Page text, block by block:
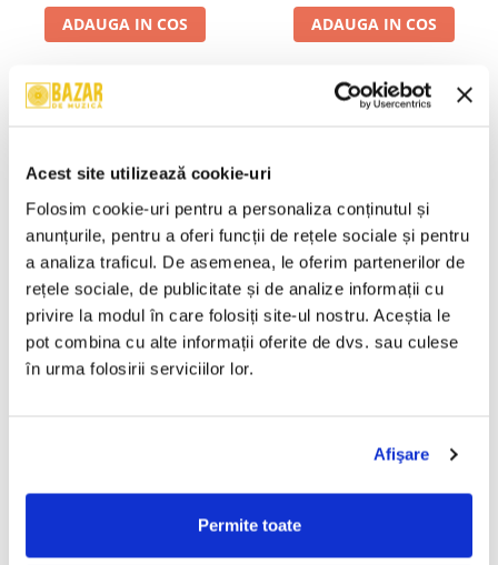
Acest site utilizează cookie-uri
Folosim cookie-uri pentru a personaliza conținutul și
anunțurile, pentru a oferi funcții de rețele sociale și pentru
a analiza traficul. De asemenea, le oferim partenerilor de
rețele sociale, de publicitate și de analize informații cu
privire la modul în care folosiți site-ul nostru. Aceștia le
pot combina cu alte informații oferite de dvs. sau culese
în urma folosirii serviciilor lor.
Afişare
Permite toate
ADAUGA IN COS ADAUGA IN COS
Alexandra Stan - Saxobeats
Unknown Artist - Povești ,
R.E.M. - Monster , (CD)
29,99 Lei
ADAUGA IN COS
Mădălina Manole - Dulce De
Tot, (CD)
99,99 Lei
DISC VINIL)